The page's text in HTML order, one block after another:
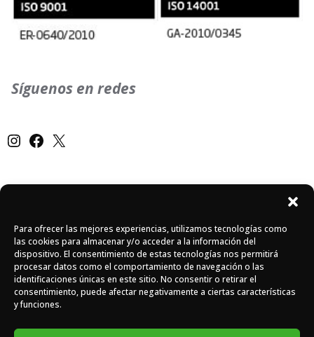
Para ofrecer las mejores experiencias, utilizamos tecnologías como
las cookies para almacenar y/o acceder a la información del
dispositivo. El consentimiento de estas tecnologías nos permitirá
procesar datos como el comportamiento de navegación o las
identificaciones únicas en este sitio. No consentir o retirar el
consentimiento, puede afectar negativamente a ciertas características
y funciones.
Síguenos en redes
Instagram
Facebook
X
DOMASA © 2026 - Todos los derechos reservados -Diseño
web de Eiduo.